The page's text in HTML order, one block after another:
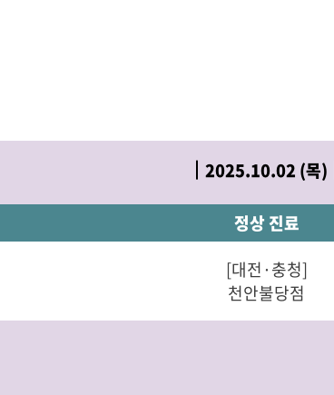
2025.10.02 (목)
정상 진료
[대전·충청]
천안불당점